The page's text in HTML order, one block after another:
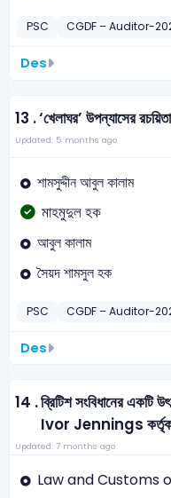
PSC CGDF – Auditor-
Des
13 .‘খেলাঘর’ উপন্যাসের
Updated: 5 months ago
শামসুদ্দীন আবুল কালাম
মাহমুদুল হক
আবুল কালাম
সৈয়দ শামসুল হক
PSC CGDF – Auditor-
Des
14 .ব্রিটিশ সংবিধানের একটি
Ivor Jennings কর্তৃক
Updated: 7 months ago
Law and Customs